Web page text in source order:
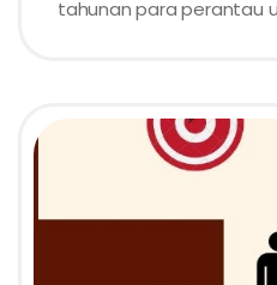
tahunan para perantau